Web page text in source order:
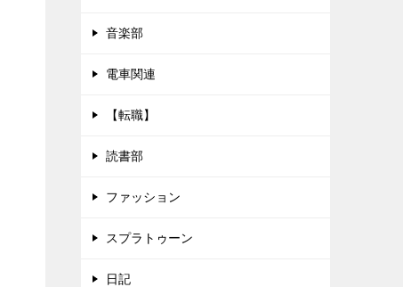
音楽部
電車関連
【転職】
読書部
ファッション
スプラトゥーン
日記